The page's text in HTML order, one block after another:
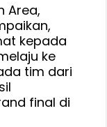
Area,
kepada
ke
tim dari
final di